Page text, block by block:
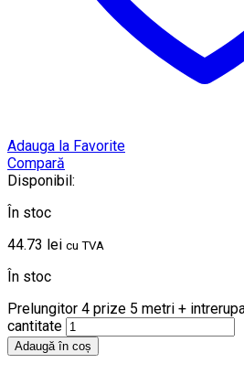
Adauga la Favorite
Compară
Disponibil:
În stoc
44.73 lei cu TVA
În stoc
Prelungitor 4 prize 5 metri +
cantitate
Adaugă în coș